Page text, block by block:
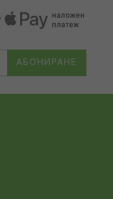
АБОНИРАНЕ